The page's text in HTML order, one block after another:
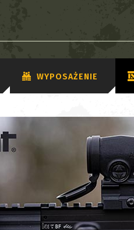
WYPOSAŻENIE